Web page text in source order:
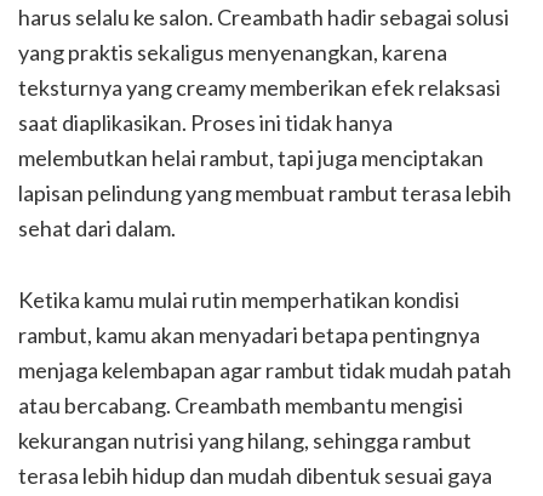
harus selalu ke salon. Creambath hadir sebagai solusi
yang praktis sekaligus menyenangkan, karena
teksturnya yang creamy memberikan efek relaksasi
saat diaplikasikan. Proses ini tidak hanya
melembutkan helai rambut, tapi juga menciptakan
lapisan pelindung yang membuat rambut terasa lebih
sehat dari dalam.
Ketika kamu mulai rutin memperhatikan kondisi
rambut, kamu akan menyadari betapa pentingnya
menjaga kelembapan agar rambut tidak mudah patah
atau bercabang. Creambath membantu mengisi
kekurangan nutrisi yang hilang, sehingga rambut
terasa lebih hidup dan mudah dibentuk sesuai gaya